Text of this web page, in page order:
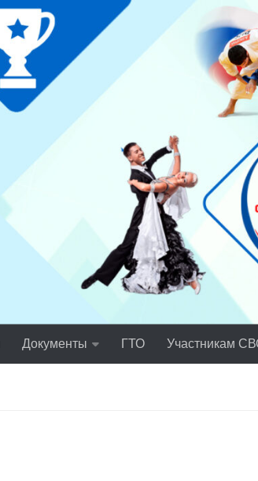
Документы ГТО Участникам